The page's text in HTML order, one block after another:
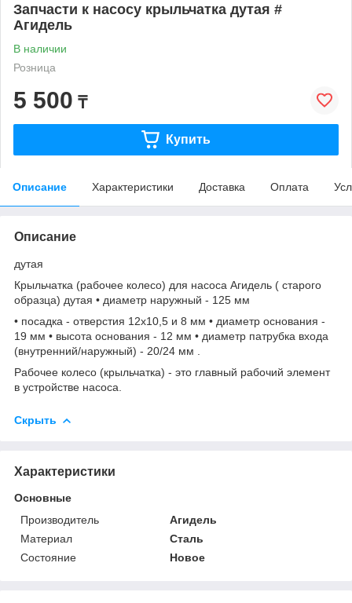
Запчасти к насосу крыльчатка дутая #
Агидель
В наличии
Розница
5 500 ₸
Купить
Описание Характеристики Доставка Оплата
Описание
дутая
Крыльчатка (рабочее колесо) для насоса Агидель ( старого
образца) дутая • диаметр наружный - 125 мм
• посадка - отверстия 12х10,5 и 8 мм • диаметр основания -
19 мм • высота основания - 12 мм • диаметр патрубка входа
(внутренний/наружный) - 20/24 мм .
Рабочее колесо (крыльчатка) - это главный рабочий элемент
в устройстве насоса.
Скрыть
Характеристики
Основные
Производитель
Агидель
Материал
Сталь
Состояние
Новое